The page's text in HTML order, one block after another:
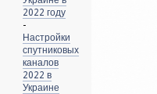
2022 году
-
Настройки
спутниковых
каналов
2022 в
Украине